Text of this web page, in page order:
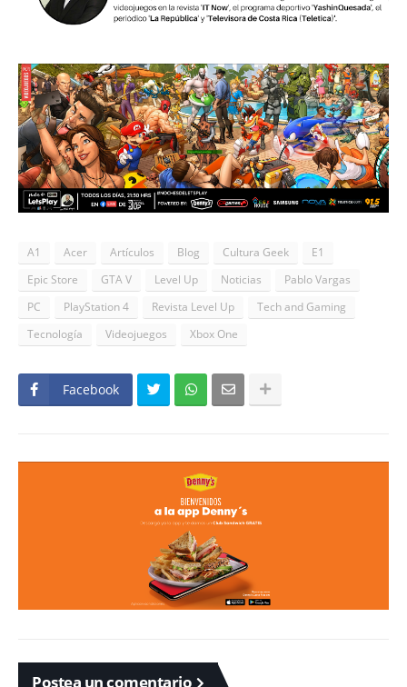
A1 Acer Artículos Blog Cultura Geek
E1
Epic Store
GTA V Level Up Noticias
Pablo Vargas
PC
PlayStation 4 Revista Level Up
Tech and Gaming
Tecnología
Videojuegos Xbox One
Facebook
Postea un comentario